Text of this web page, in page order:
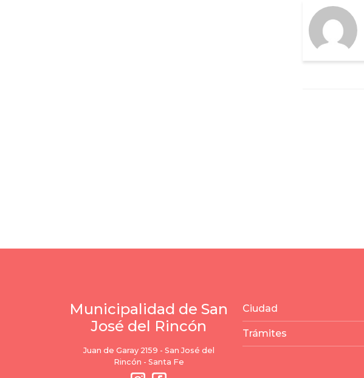
Municipalidad de San
José del Rincón
Juan de Garay 2159 - San José del
Rincón - Santa Fe
Ciudad
Trámites